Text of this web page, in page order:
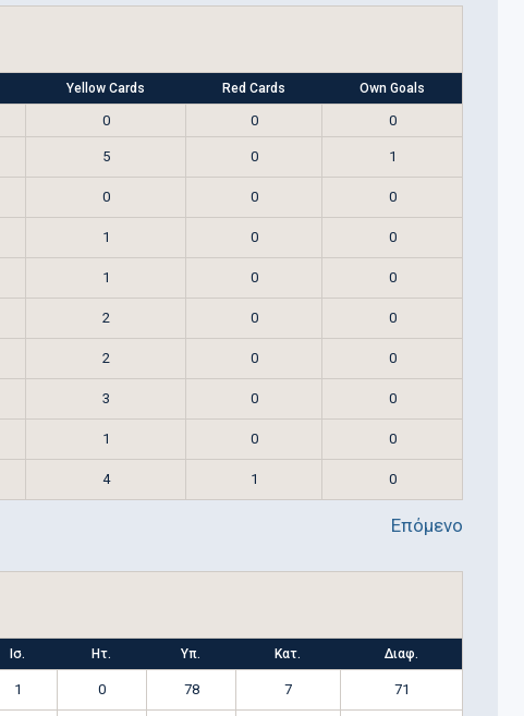
Yellow Cards Red Cards Own Goals
0 0 0
5 0 1
0 0 0
1 0 0
1 0 0
2 0 0
2 0 0
3 0 0
1 0 0
4 1 0
Επόμενο
Ισ. Ητ. Υπ. Κατ. Διαφ.
1 0 78 7 71